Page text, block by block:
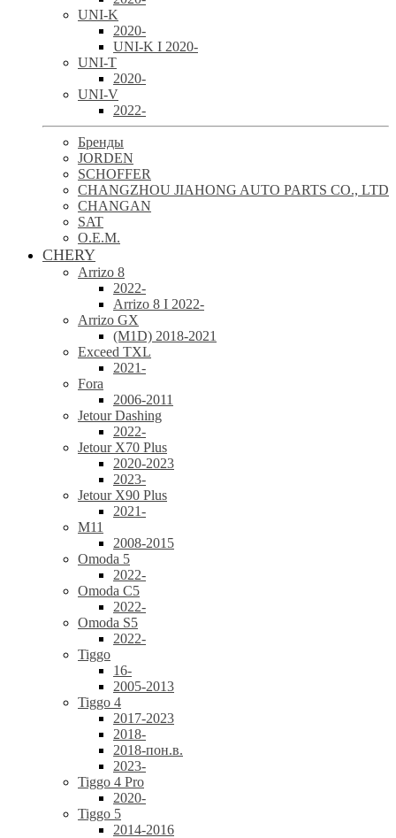
UNI-K
2020-
UNI-K I 2020-
UNI-T
2020-
UNI-V
2022-
Бренды
JORDEN
SCHOFFER
CHANGZHOU JIAHONG AUTO PARTS CO., LTD
CHANGAN
SAT
O.E.M.
CHERY
Arrizo 8
2022-
Arrizo 8 I 2022-
Arrizo GX
(M1D) 2018-2021
Exceed TXL
2021-
Fora
2006-2011
Jetour Dashing
2022-
Jetour X70 Plus
2020-2023
2023-
Jetour X90 Plus
2021-
M11
2008-2015
Omoda 5
2022-
Omoda C5
2022-
Omoda S5
2022-
Tiggo
16-
2005-2013
Tiggo 4
2017-2023
2018-
2018-пон.в.
2023-
Tiggo 4 Pro
2020-
Tiggo 5
2014-2016